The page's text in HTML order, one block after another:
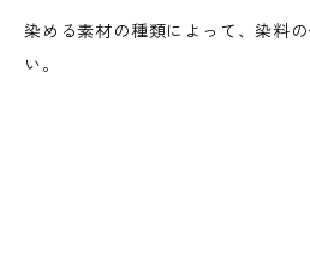
染める素材の種類によって、染料
い。